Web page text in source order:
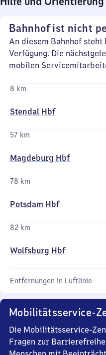
Bahnhof ist nicht
An diesem Bahnhof
Verfügung. Die
mobilen
8 km
Stendal Hbf
57 km
Magdeburg Hbf
78 km
Potsdam Hbf
82 km
Wolfsburg Hbf
Entfernungen in Luftlinie
Mobilitätsservice-
Die Mobilitätsservice-
Fragen zur